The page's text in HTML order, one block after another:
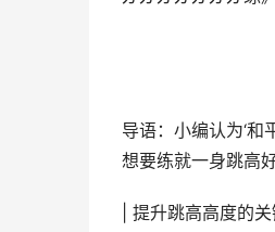
导语：小编认为‘
想要练就一身跳高
| 提升跳高高度的